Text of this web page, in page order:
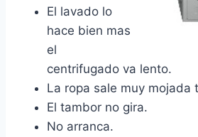
El lavado lo
hace bien mas
el
centrifugado va lento.
La ropa sale muy mojada
El tambor no gira.
No arranca.